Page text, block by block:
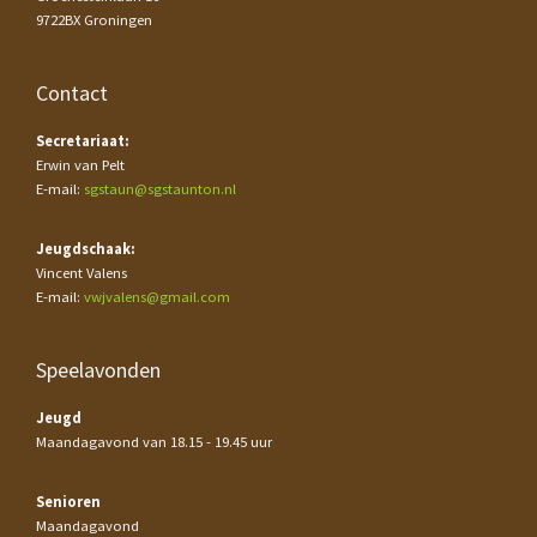
9722BX Groningen
Contact
Secretariaat:
Erwin van Pelt
E-mail: sgstaun@sgstaunton.nl
Jeugdschaak:
Vincent Valens
E-mail: vwjvalens@gmail.com
Speelavonden
Jeugd
Maandagavond van 18.15 - 19.45 uur
Senioren
Maandagavond